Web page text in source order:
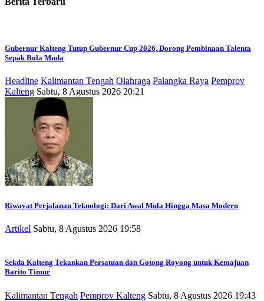
Gubernur Kalteng Tutup Gubernur Cup 2026, Dorong Pembinaan Talenta
Sepak Bola Muda
Headline Kalimantan Tengah Olahraga Palangka Raya Pemprov
Kalteng Sabtu, 8 Agustus 2026 20:21
Riwayat Perjalanan Teknologi: Dari Awal Mula Hingga Masa Modern
Artikel Sabtu, 8 Agustus 2026 19:58
Sekda Kalteng Tekankan Persatuan dan Gotong Royong untuk Kemajuan
Barito Timur
Kalimantan Tengah Pemprov Kalteng Sabtu, 8 Agustus 2026 19:43